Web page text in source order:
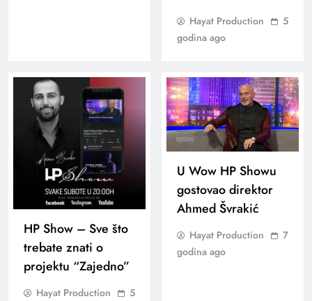
Hayat Production
5
godina ago
HP Show – Sve što
trebate znati o
projektu “Zajedno”
Hayat Production
5
U Wow HP Showu
gostovao direktor
Ahmed Švrakić
Hayat Production
7
godina ago